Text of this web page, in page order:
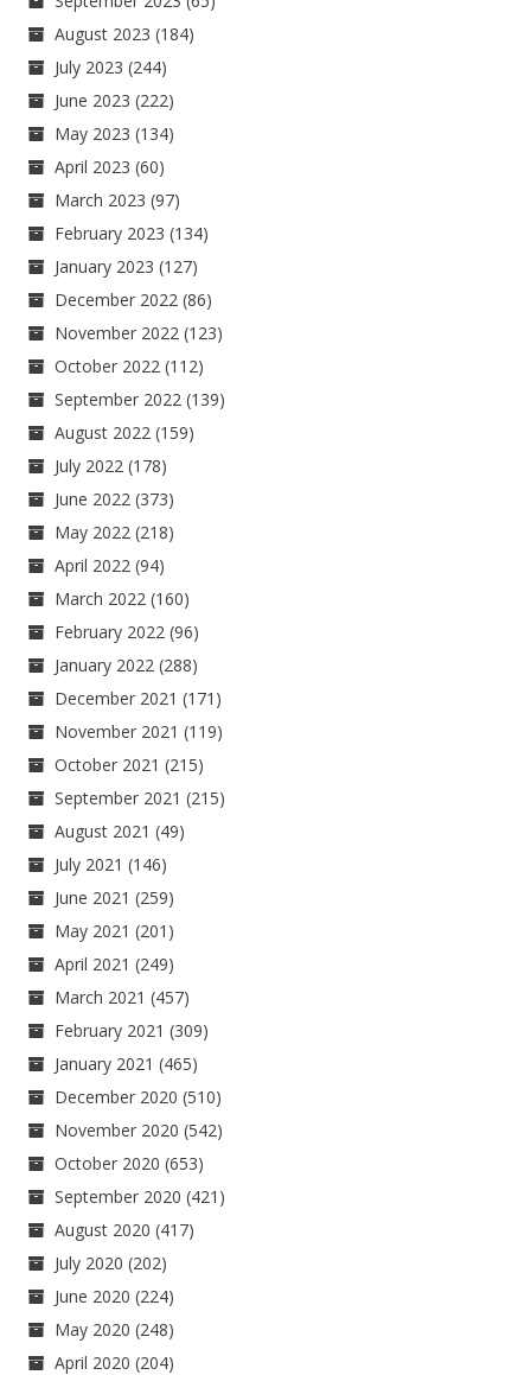
August 2023 (184)
July 2023 (244)
June 2023 (222)
May 2023 (134)
April 2023 (60)
March 2023 (97)
February 2023 (134)
January 2023 (127)
December 2022 (86)
November 2022 (123)
October 2022 (112)
September 2022 (139)
August 2022 (159)
July 2022 (178)
June 2022 (373)
May 2022 (218)
April 2022 (94)
March 2022 (160)
February 2022 (96)
January 2022 (288)
December 2021 (171)
November 2021 (119)
October 2021 (215)
September 2021 (215)
August 2021 (49)
July 2021 (146)
June 2021 (259)
May 2021 (201)
April 2021 (249)
March 2021 (457)
February 2021 (309)
January 2021 (465)
December 2020 (510)
November 2020 (542)
October 2020 (653)
September 2020 (421)
August 2020 (417)
July 2020 (202)
June 2020 (224)
May 2020 (248)
April 2020 (204)